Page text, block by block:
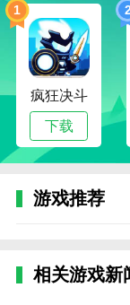
2、丰富的
技能，敌人也
抗；
3、精美的
受紧张刺激的
冲击；
4、多样的
冒险，还可以进
1、游戏设
1
疯狂决斗
下载
2
游戏推荐
相关游戏新